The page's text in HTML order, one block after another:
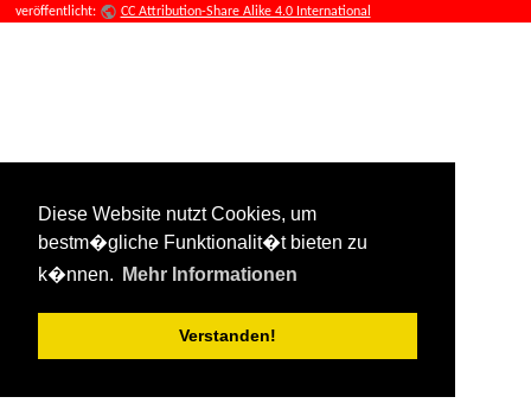
Diese Website nutzt Cookies, um
bestm�gliche Funktionalit�t bieten zu
k�nnen.
Mehr Informationen
Verstanden!
veröffentlicht:
CC Attribution-Share Alike 4.0 International